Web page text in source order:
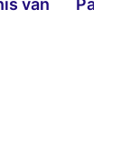
van